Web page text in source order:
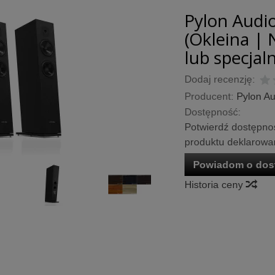
Pylon
(Okleina |
lub
Dodaj recenzję:
Producent: Pylon
Dostępność:
Potwierdź
produktu
Powiadom o
Historia ceny